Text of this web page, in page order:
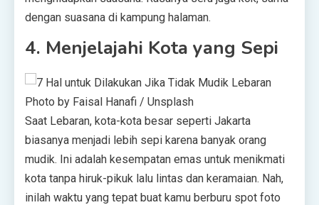
dengan suasana di kampung halaman.
4. Menjelajahi Kota yang Sepi
Photo by Faisal Hanafi / Unsplash
Saat Lebaran, kota-kota besar seperti Jakarta
biasanya menjadi lebih sepi karena banyak orang
mudik. Ini adalah kesempatan emas untuk menikmati
kota tanpa hiruk-pikuk lalu lintas dan keramaian. Nah,
inilah waktu yang tepat buat kamu berburu spot foto